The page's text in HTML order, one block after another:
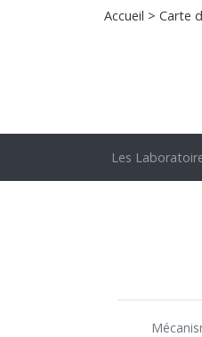
Accueil > Carte
Les